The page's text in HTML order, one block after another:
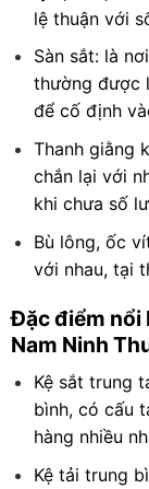
lệ thuận với
Sàn sắt: là
thường được
để cố định
Thanh giằng
chắn lại với
khi chưa số
Bù lông, ốc
với nhau, tại
Đặc điểm nổi
Nam Ninh
Kệ sắt trung
bình, có cấu
hàng nhiều
Kệ tải trung